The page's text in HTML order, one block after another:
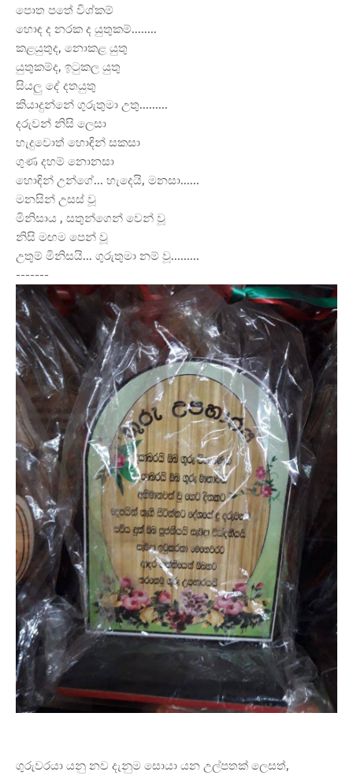
පොත පතේ විශ්කම්
හොඳ ද නරක ද යුතුකම්........
කළයුතුද, නොකළ යුතු
යුතුකම්ද, ඉටුකල යුතු
සියලු දේ දතයුතු
කියාදුන්නේ ගුරුතුමා උතු.........
දරුවන් නිසි ලෙසා
හැදුවොත් හොඳින් සකසා
ගුණ දහම් නොනසා
හොඳින් උන්ගේ... හැදෙයි, මනසා......
මනසින් උසස් වූ
මිනිසාය , සතුන්ගෙන් වෙන් වූ
නිසි මඟම පෙන් වූ
උතුම් මිනිසයි... ගුරුතුමා නම් වූ.........
-------
ගුරුවරයා යනු නව දැනුම සොයා යන උල්පතක්‌ ලෙසත්,